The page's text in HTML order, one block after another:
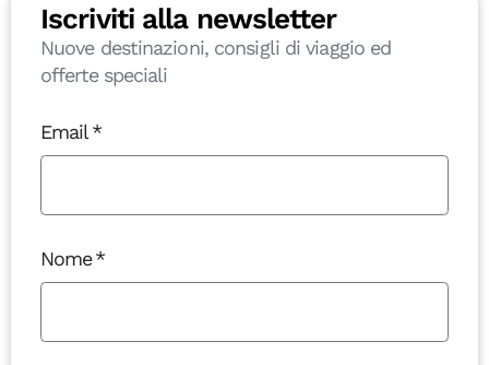
Iscriviti alla newsletter
Nuove destinazioni, consigli di viaggio ed
offerte speciali
Email
Nome